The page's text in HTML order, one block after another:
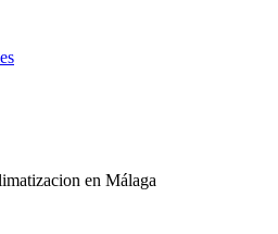
en Málaga